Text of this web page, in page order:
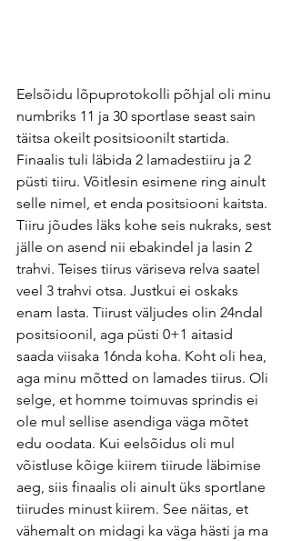
Eelsõidu lõpuprotokolli põhjal oli minu
numbriks 11 ja 30 sportlase seast sain
täitsa okeilt positsioonilt startida.
Finaalis tuli läbida 2 lamadestiiru ja 2
püsti tiiru. Võitlesin esimene ring ainult
selle nimel, et enda positsiooni kaitsta.
Tiiru jõudes läks kohe seis nukraks, sest
jälle on asend nii ebakindel ja lasin 2
trahvi. Teises tiirus väriseva relva saatel
veel 3 trahvi otsa. Justkui ei oskaks
enam lasta. Tiirust väljudes olin 24ndal
positsioonil, aga püsti 0+1 aitasid
saada viisaka 16nda koha. Koht oli hea,
aga minu mõtted on lamades tiirus. Oli
selge, et homme toimuvas sprindis ei
ole mul sellise asendiga väga mõtet
edu oodata. Kui eelsõidus oli mul
võistluse kõige kiirem tiirude läbimise
aeg, siis finaalis oli ainult üks sportlane
tiirudes minust kiirem. See näitas, et
vähemalt on midagi ka väga hästi ja ma